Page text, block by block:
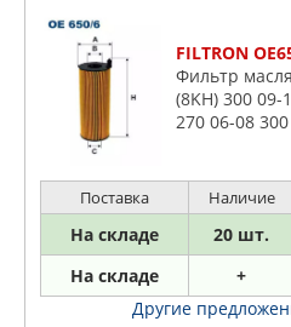
FILTRON
Фильтр
(8KH) 300 09-
270 06-08
Поставка Наличие
На складе 20 шт.
На складе +
Другие